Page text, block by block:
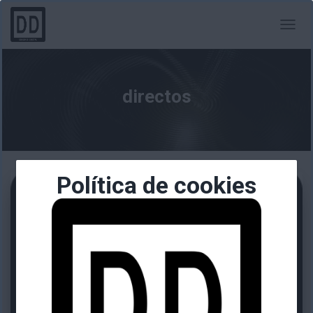
MODO
directos
Política de cookies